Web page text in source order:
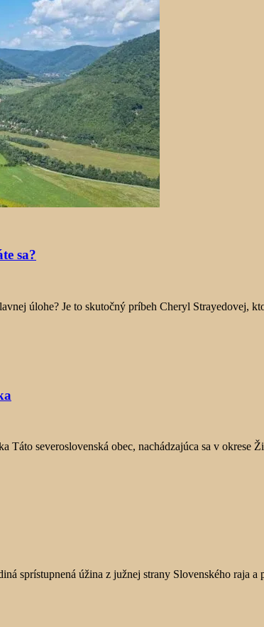
sa?
úlohe? Je to skutočný príbeh Cheryl Strayedovej,
Táto severoslovenská obec, nachádzajúca sa v okrese
sprístupnená úžina z južnej strany Slovenského raja a